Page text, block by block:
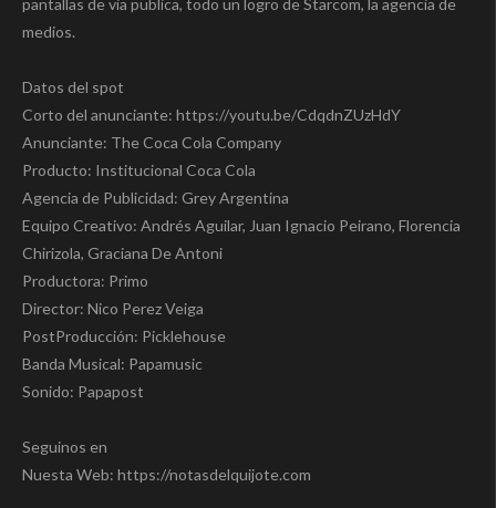
pantallas de via publica, todo un logro de Starcom, la agencia de
medios.
Datos del spot
Corto del anunciante: https://youtu.be/CdqdnZUzHdY
Anunciante: The Coca Cola Company
Producto: Institucional Coca Cola
Agencia de Publicidad: Grey Argentina
Equipo Creativo: Andrés Aguilar, Juan Ignacio Peirano, Florencia
Chirizola, Graciana De Antoni
Productora: Primo
Director: Nico Perez Veiga
PostProducción: Picklehouse
Banda Musical: Papamusic
Sonido: Papapost
Seguinos en
Nuesta Web: https://notasdelquijote.com